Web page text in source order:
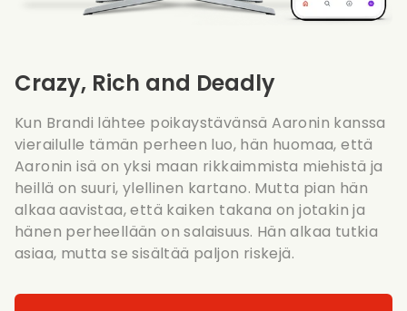
Crazy, Rich and Deadly
Kun Brandi lähtee poikaystävänsä Aaronin kanssa
vierailulle tämän perheen luo, hän huomaa, että
Aaronin isä on yksi maan rikkaimmista miehistä ja
heillä on suuri, ylellinen kartano. Mutta pian hän
alkaa aavistaa, että kaiken takana on jotakin ja
hänen perheellään on salaisuus. Hän alkaa tutkia
asiaa, mutta se sisältää paljon riskejä.